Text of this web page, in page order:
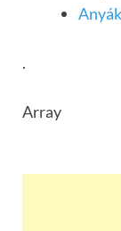
.
Array